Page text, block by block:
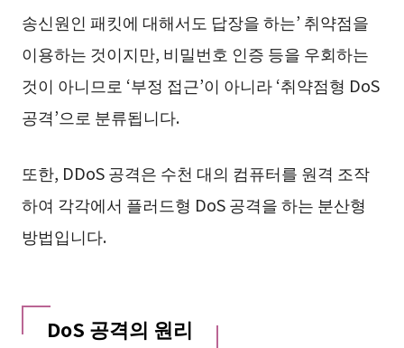
송신원인 패킷에 대해서도 답장을 하는’ 취약점을
이용하는 것이지만, 비밀번호 인증 등을 우회하는
것이 아니므로 ‘부정 접근’이 아니라 ‘취약점형 DoS
공격’으로 분류됩니다.
또한, DDoS 공격은 수천 대의 컴퓨터를 원격 조작
하여 각각에서 플러드형 DoS 공격을 하는 분산형
방법입니다.
DoS 공격의 원리